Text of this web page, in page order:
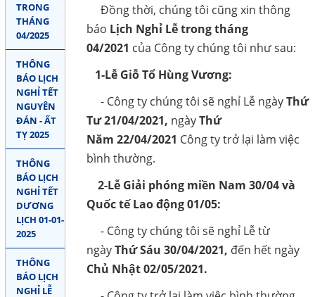
TRONG
THÁNG
04/2025
THÔNG
BÁO LỊCH
NGHỈ TẾT
NGUYÊN
ĐÁN - ẤT
TỴ 2025
THÔNG
BÁO LỊCH
NGHỈ TẾT
DƯƠNG
LỊCH 01-01-
2025
THÔNG
BÁO LỊCH
NGHỈ LỄ
Đồng thời, chúng tôi cũng xin thông
báo Lịch Nghỉ Lễ trong tháng
04/2021 của Công ty chúng tôi như sau:
1-Lễ Giỗ Tổ Hùng Vương:
- Công ty chúng tôi sẽ nghỉ Lễ ngàyThứ
Tư21/04/2021, ngàyThứ
Năm 22/04/2021 Công ty trở lại làm việc
bình thường.
2-Lễ Giải phóng miền Nam 30/04 và
Quốc tế Lao động 01/05:
- Công ty chúng tôi sẽ nghỉ Lễ từ
ngàyThứ Sáu 30/04/2021, đến hết ngày
Chủ Nhật02/05/2021.
khuong.quochai@gmail.com
Gọi cho chúng tôi
Nhắn tin
Mail
COPYRIGHT 2018. ALL RIGHTS RESERVED